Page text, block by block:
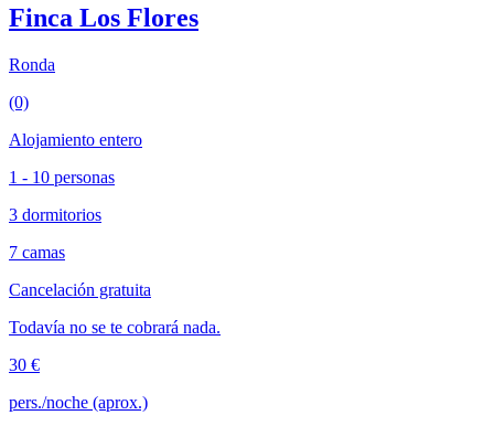
Finca Los Flores
Ronda
(0)
Alojamiento entero
1 - 10 personas
3 dormitorios
7 camas
Cancelación gratuita
Todavía no se te cobrará nada.
30 €
pers./noche (aprox.)